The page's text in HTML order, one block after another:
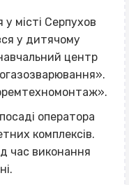
місті Серпухов
у дитячому
центр
оператора
комплексів.
час виконання